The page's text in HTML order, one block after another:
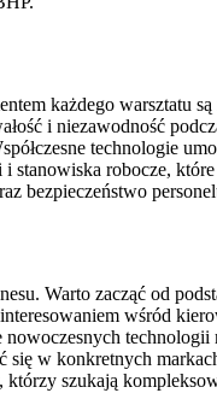
każdego warsztatu
i niezawodność
technologie
stanowiska robocze,
bezpieczeństwo
Warto zacząć od
wśród
w konkretnych
szukają